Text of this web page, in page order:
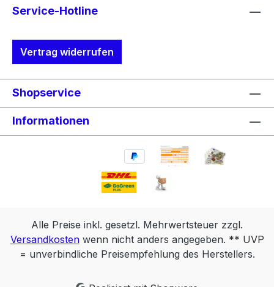
Service-Hotline
Vertrag widerrufen
Shopservice
Informationen
Alle Preise inkl. gesetzl. Mehrwertsteuer zzgl.
Versandkostenwenn nicht anders angegeben. ** UVP
= unverbindliche Preisempfehlung des Herstellers.